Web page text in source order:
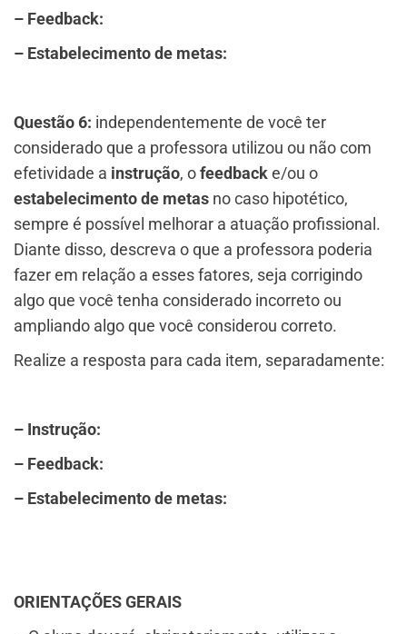
– Feedback:
– Estabelecimento de metas:
Questão 6: independentemente de você ter
considerado que a professora utilizou ou não com
efetividade a instrução, ofeedbacke/ou o
estabelecimento de metas no caso hipotético,
sempre é possível melhorar a atuação profissional.
Diante disso, descreva o que a professora poderia
fazer em relação a esses fatores, seja corrigindo
algo que você tenha considerado incorreto ou
ampliando algo que você considerou correto.
Realize a resposta para cada item, separadamente:
– Instrução:
– Feedback:
– Estabelecimento de metas:​
ORIENTAÇÕES GERAIS